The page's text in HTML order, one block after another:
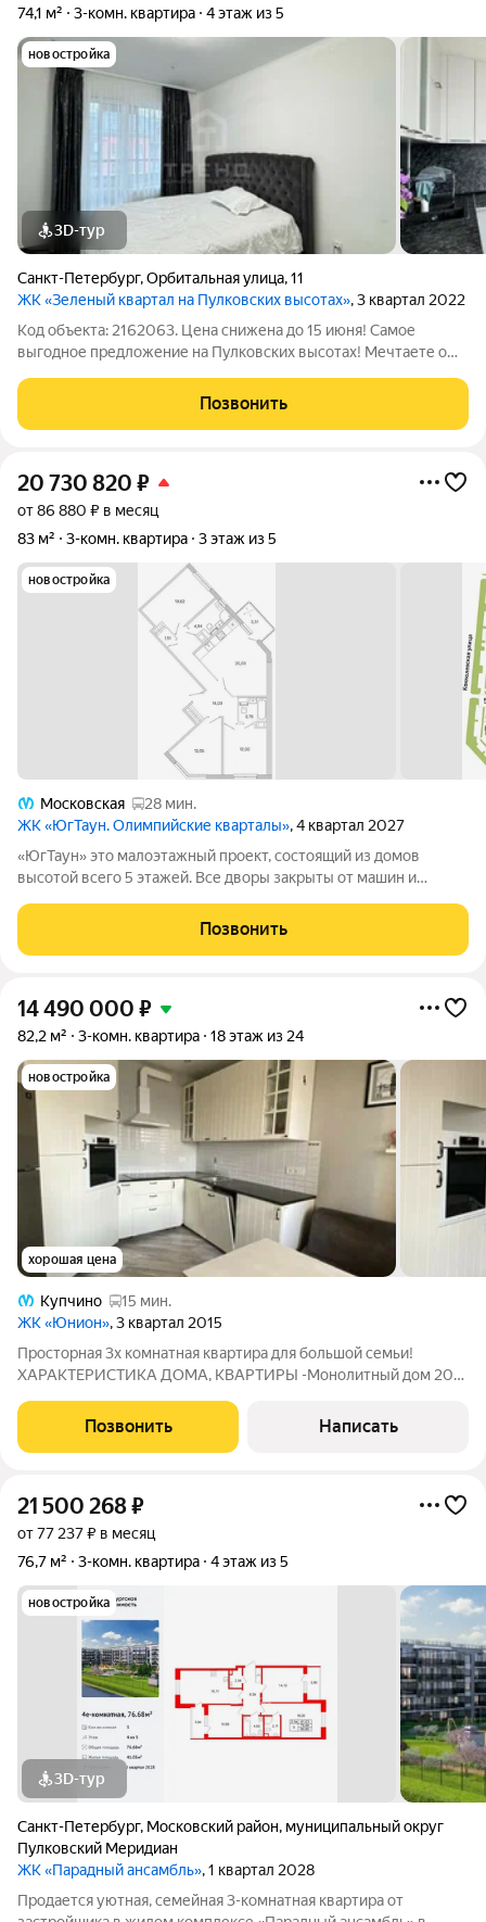
74,1 м² 3-комн. квартира 4 этаж из 5
новостройка
3D-тур
Санкт-Петербург,Орбитальная улица,11
ЖК «Зеленый квартал на Пулковских высотах», 3 квартал 2022
Код объекта: 2162063. Цена снижена до 15 июня! Самое
выгодное предложение на Пулковских высотах! Мечтаете о
трёхкомнатную квартиру в «Зелёном квартале» на Пулковских
Позвонить
20 730 820 ₽
от 86 880 ₽ в месяц
83 м²
3-комн. квартира 3 этаж из 5
новостройка
Московская
28 мин.
ЖК «ЮгТаун. Олимпийские кварталы», 4 квартал 2027
«ЮгТаун» это малоэтажный проект, состоящий из домов
высотой всего 5 этажей. Все дворы закрыты от машин и
Это обеспечит жителям олимпийских кварталов безопасность.
Любимым местом для встреч и
Позвонить
14 490 000 ₽
82,2 м² 3-комн. квартира 18 этаж из 24
новостройка
хорошая цена
Купчино
15 мин.
ЖК «Юнион», 3 квартал 2015
Просторная 3х комнатная квартира для большой семьи!
ХАРАКТЕРИСТИКА ДОМА, КВАРТИРЫ -Монолитный дом 2015
восток и запад -Потолки 2,70 м -Общая площадь квартиры 82,2
кв.м. -Все комнаты правильной
Позвонить Написать
21 500 268₽
от 77 237 ₽ в месяц
76,7 м²
3-комн. квартира 4 этаж из 5
новостройка
3D-тур
Санкт-Петербург, Московский район, муниципальный округ
Пулковский Меридиан
ЖК «Парадный ансамбль», 1 квартал 2028
Продается уютная, семейная 3-комнатная квартира от